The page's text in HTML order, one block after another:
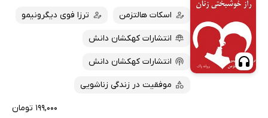
داغ‌ترین‌ها
پرفروش‌ها
پربحث‌ها
ارزان ترین‌ها
کتاب‌های متنی
اسکات هالتزمن ترزا فوی دیگرونیمو
انتشارات کهکشان دانش
انتشارات کهکشان دانش
موفقیت در زندگی زناشویی
۱۹۹,۰۰۰ تومان